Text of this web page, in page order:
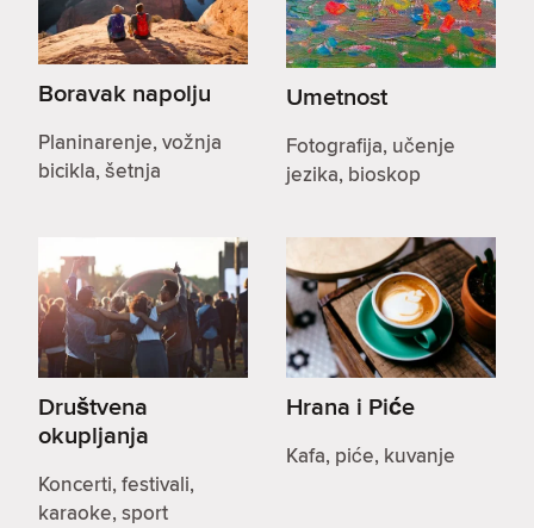
Boravak napolju
Planinarenje, vožnja
bicikla, šetnja
Umetnost
Fotografija, učenje
jezika, bioskop
Društvena
okupljanja
Koncerti, festivali,
karaoke, sport
Hrana i Piće
Kafa, piće, kuvanje